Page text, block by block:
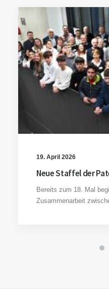
19. April 2026
Neue Staffel der
Bereits zum 18. Mal
Zusammenarbeit